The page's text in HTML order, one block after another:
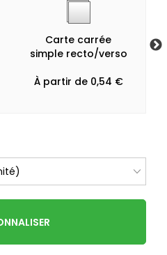
Carte carrée
simple recto/verso
À partir de 0,54 €